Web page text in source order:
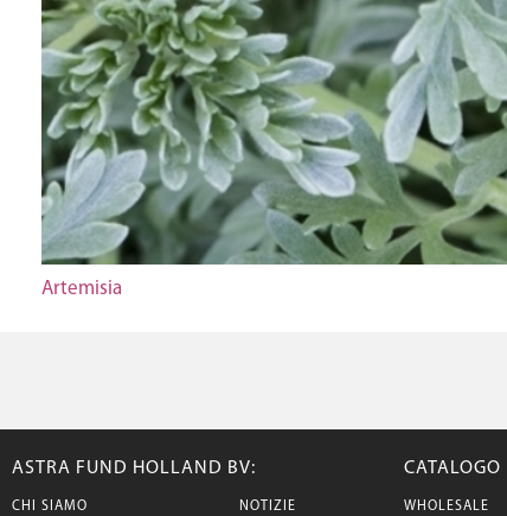
Artemisia
ASTRA FUND HOLLAND BV:
CHI SIAMO NOTIZIE
CATALOGO
WHOLESALE